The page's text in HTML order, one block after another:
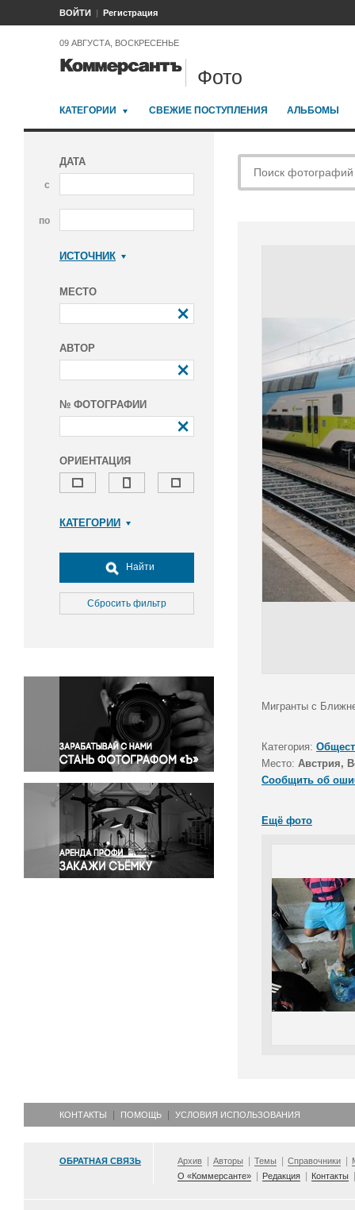
ВОЙТИ Регистрация
09 АВГУСТА, ВОСКРЕСЕНЬЕ
Фото
КАТЕГОРИИ СВЕЖИЕ ПОСТУПЛЕНИЯ АЛЬБОМЫ
ДАТА
с
по
ИСТОЧНИК
МЕСТО
АВТОР
№ ФОТОГРАФИИ
ОРИЕНТАЦИЯ
КАТЕГОРИИ
Досуг, туризм и отдых
Культура
Медицина
Окружающая среда
Политика
Правосудие
Происшествия и конфликты
Религия
Светская жизнь
Спорт
Экология
Экономика и бизнес
Найти
Сбросить фильтр
Мигранты с
Категория:
Место: Австрия,
Сообщить об
Ещё фото
КОНТАКТЫ ПОМОЩЬ УСЛОВИЯ ИСПОЛЬЗОВАНИЯ
ОБРАТНАЯ СВЯЗЬ Архив Авторы Темы Справочники
О «Коммерсанте»
Редакция Контакты